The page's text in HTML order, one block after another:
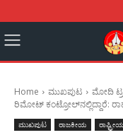
Home ಮುಖಪುಟ
ಮೋದಿ
ರಿಮೋಟ್ ಕಂಟ್ರೋಲ್‌ನಲ್ಲಿದ್ದಾರೆ:
ಮುಖಪುಟ ರಾಜಕೀಯ ರಾಷ್ಟ್ರೀಯ